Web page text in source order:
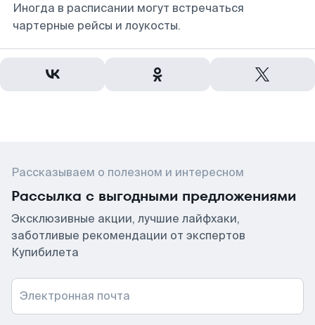
Иногда в расписании могут встречаться
чартерные рейсы и лоукосты.
Рассказываем о полезном и интересном
Рассылка с выгодными предложениями
Эксклюзивные акции, лучшие лайфхаки,
заботливые рекомендации от экспертов
Купибилета
Электронная почта